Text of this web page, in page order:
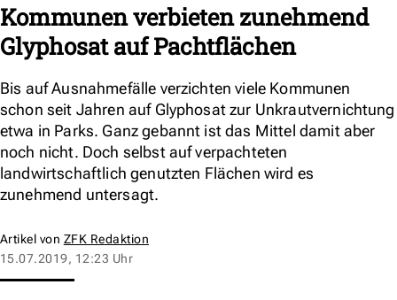
Kommunen verbieten zunehmend
Glyphosat auf Pachtflächen
Bis auf Ausnahmefälle verzichten viele Kommunen
schon seit Jahren auf Glyphosat zur Unkrautvernichtung
etwa in Parks. Ganz gebannt ist das Mittel damit aber
noch nicht. Doch selbst auf verpachteten
landwirtschaftlich genutzten Flächen wird es
zunehmend untersagt.
Artikel von ZFK Redaktion
15.07.2019, 12:23 Uhr